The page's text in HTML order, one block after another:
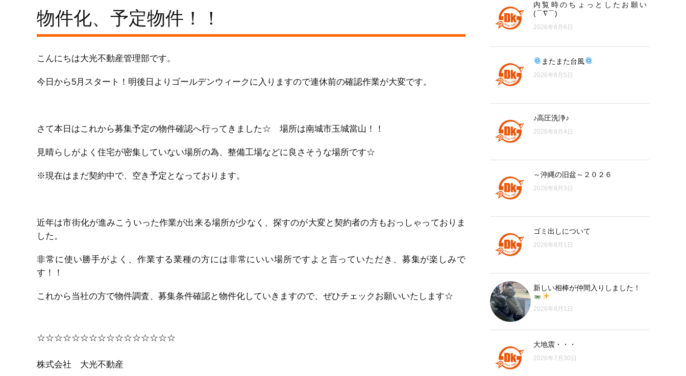
物件化、予定物件！！
こんにちは大光不動産管理部です。
今日から5月スタート！明後日よりゴールデンウィークに入りますので連休前の確認作業が大変です。
さて本日はこれから募集予定の物件確認へ行ってきました☆ 場所は南城市玉城當山！！
見晴らしがよく住宅が密集していない場所の為、整備工場などに良さそうな場所です☆
※現在はまだ契約中で、空き予定となっております。
近年は市街化が進みこういった作業が出来る場所が少なく、探すのが大変と契約者の方もおっしゃっておりま
した。
非常に使い勝手がよく、作業する業種の方には非常にいい場所ですよと言っていただき、募集が楽しみで
す！！
これから当社の方で物件調査、募集条件確認と物件化していきますので、ぜひチェックお願いいたします☆
☆☆☆☆☆☆☆☆☆☆☆☆☆☆☆☆
株式会社 大光不動産
内覧時のちょっとしたお願い
(⌒∇⌒)
2026年8月6日
またまた台風
2026年8月5日
♪高圧洗浄♪
2026年8月4日
～沖縄の旧盆～２０２６
2026年8月3日
ゴミ出しについて
2026年8月1日
新しい相棒が仲間入りしました！
2026年8月1日
大地震・・・
2026年7月30日